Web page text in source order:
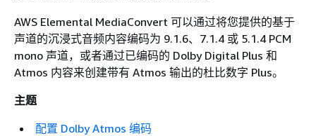
AWS Elemental MediaConvert 可以通过将您提供的基于
声道的沉浸式音频内容编码为 9.1.6、7.1.4 或 5.1.4 PCM
mono 声道，或者通过已编码的 Dolby Digital Plus 和
Atmos 内容来创建带有 Atmos 输出的杜比数字 Plus。
主题
配置 Dolby Atmos 编码